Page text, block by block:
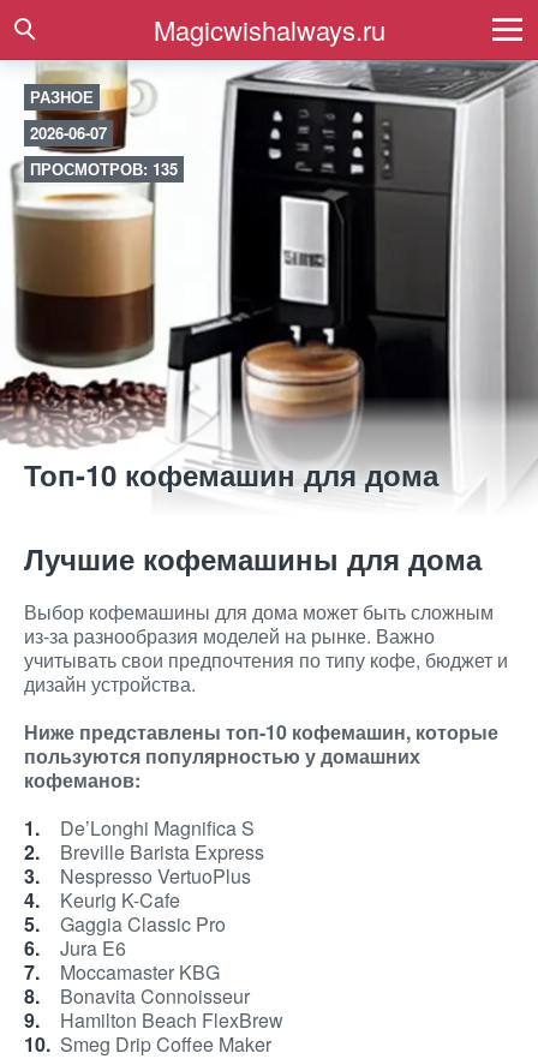
Magicwishalways.ru
РАЗНОЕ
2026-06-07
ПРОСМОТРОВ: 135
Топ-10 кофемашин для дома
Лучшие кофемашины для дома
Выбор кофемашины для дома может быть сложным
из-за разнообразия моделей на рынке. Важно
учитывать свои предпочтения по типу кофе, бюджет и
дизайн устройства.
Ниже представлены топ-10 кофемашин, которые
пользуются популярностью у домашних
кофеманов:
De’Longhi Magnifica S
Breville Barista Express
Nespresso VertuoPlus
Keurig K-Cafe
Gaggia Classic Pro
Jura E6
Moccamaster KBG
Bonavita Connoisseur
Hamilton Beach FlexBrew
Smeg Drip Coffee Maker